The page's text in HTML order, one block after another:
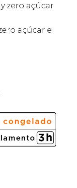
zero açúcar
açúcar e